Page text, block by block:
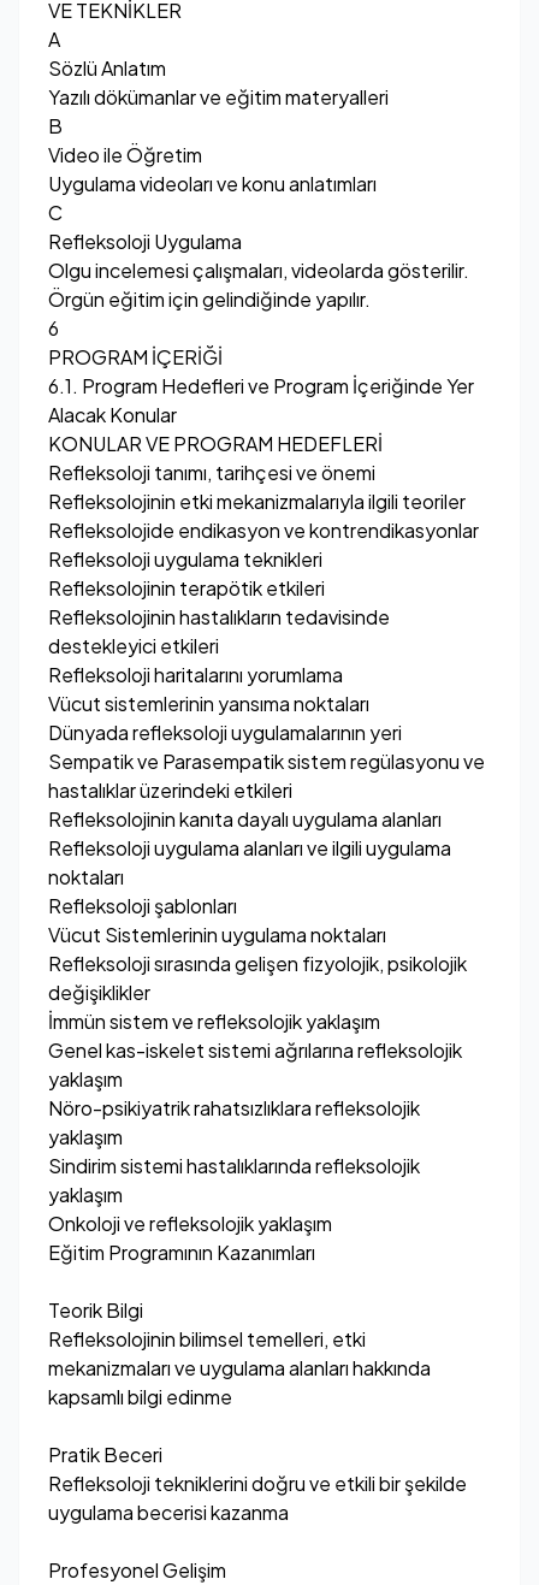
VE TEKNİKLER
A
Sözlü Anlatım
Yazılı dökümanlar ve eğitim materyalleri
B
Video ile Öğretim
Uygulama videoları ve konu anlatımları
C
Refleksoloji Uygulama
Olgu incelemesi çalışmaları, videolarda gösterilir.
Örgün eğitim için gelindiğinde yapılır.
6
PROGRAM İÇERİĞİ
6.1. Program Hedefleri ve Program İçeriğinde Yer
Alacak Konular
KONULAR VE PROGRAM HEDEFLERİ
Refleksoloji tanımı, tarihçesi ve önemi
Refleksolojinin etki mekanizmalarıyla ilgili teoriler
Refleksolojide endikasyon ve kontrendikasyonlar
Refleksoloji uygulama teknikleri
Refleksolojinin terapötik etkileri
Refleksolojinin hastalıkların tedavisinde
destekleyici etkileri
Refleksoloji haritalarını yorumlama
Vücut sistemlerinin yansıma noktaları
Dünyada refleksoloji uygulamalarının yeri
Sempatik ve Parasempatik sistem regülasyonu ve
hastalıklar üzerindeki etkileri
Refleksolojinin kanıta dayalı uygulama alanları
Refleksoloji uygulama alanları ve ilgili uygulama
noktaları
Refleksoloji şablonları
Vücut Sistemlerinin uygulama noktaları
Refleksoloji sırasında gelişen fizyolojik, psikolojik
değişiklikler
İmmün sistem ve refleksolojik yaklaşım
Genel kas-iskelet sistemi ağrılarına refleksolojik
yaklaşım
Nöro-psikiyatrik rahatsızlıklara refleksolojik
yaklaşım
Sindirim sistemi hastalıklarında refleksolojik
yaklaşım
Onkoloji ve refleksolojik yaklaşım
Eğitim Programının Kazanımları
Teorik Bilgi
Refleksolojinin bilimsel temelleri, etki
mekanizmaları ve uygulama alanları hakkında
kapsamlı bilgi edinme
Pratik Beceri
Refleksoloji tekniklerini doğru ve etkili bir şekilde
uygulama becerisi kazanma
Profesyonel Gelişim